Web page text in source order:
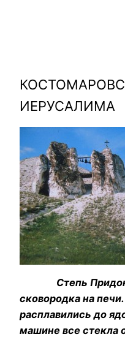
ИЕРУСАЛИМА
Степь
сковородка на
расплавились до
машине все стекла